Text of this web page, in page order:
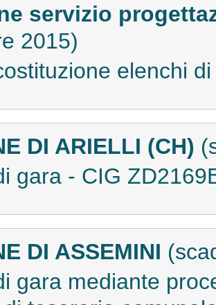
servizio
2015)
elenchi
DI ARIELLI (CH)
gara - CIG
DI ASSEMINI
gara mediante